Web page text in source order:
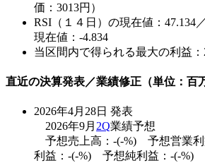
価：3013円）
RSI（１４日）の現在値：47.134
現在値：-4.834
当区間内で得られる最大の利益：
直近の決算発表／業績修正（単位：百
2026年4月28日 発表
2026年9月 2Q業績予想
予想売上高：-(-%) 予想営業
利益：-(-%) 予想純利益：-(-%)